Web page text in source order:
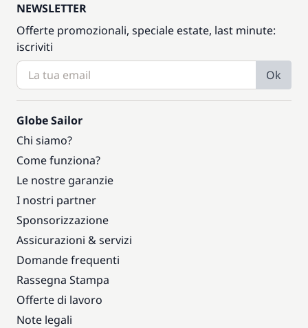
NEWSLETTER
Offerte promozionali, speciale estate, last minute:
iscriviti
Ok
Globe Sailor
Chi siamo?
Come funziona?
Le nostre garanzie
I nostri partner
Sponsorizzazione
Assicurazioni & servizi
Domande frequenti
Rassegna Stampa
Offerte di lavoro
Note legali